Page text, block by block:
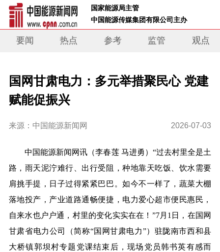
国家能源局主管
中国能源传媒集团有限公司主办
要闻 热点 参考 监管 观点
国网甘肃电力：多元举措聚民心 党建
赋能促振兴
来源：中国能源新闻网 2026-07-03
中 国能源新闻网讯 （李春莲 马进勇） “过去村里全是土
路，雨天泥泞难行、出行受阻，种地靠天吃饭、饮水需要
肩挑手提，日子过得紧紧巴巴。如今不一样了，蔬菜大棚
落地投产，产业道路通畅便捷，电力爱心超市便民惠民，
自来水也户户通，村里的变化实实在在！”7月1日，在国网
甘肃省电力公司（简称“国网甘肃电力”）驻陇南市西和县
大桥镇郭坝村专题党课结束后，现场党员韩书英有感而